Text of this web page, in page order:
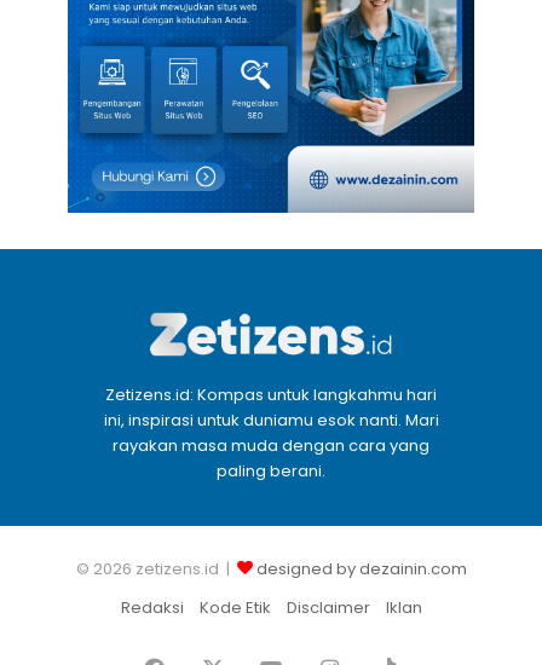
Zetizens.id: Kompas untuk langkahmu hari
ini, inspirasi untuk duniamu esok nanti. Mari
rayakan masa muda dengan cara yang
paling berani.
© 2026 zetizens.id |
designed by dezainin.com
Redaksi
Kode Etik Disclaimer Iklan